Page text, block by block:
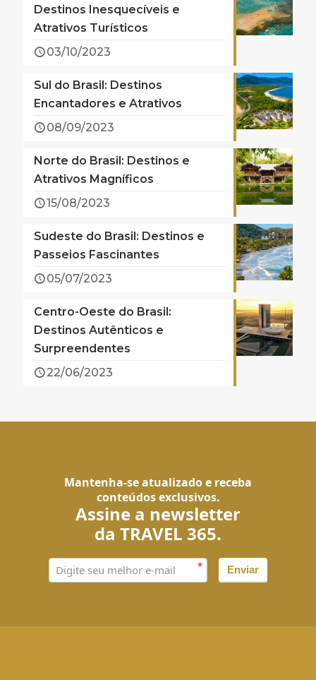
Destinos Inesquecíveis e
Atrativos Turísticos
03/10/2023
Sul do Brasil: Destinos
Encantadores e Atrativos
08/09/2023
Norte do Brasil: Destinos e
Atrativos Magníficos
15/08/2023
Sudeste do Brasil: Destinos e
Passeios Fascinantes
05/07/2023
Centro-Oeste do Brasil:
Destinos Autênticos e
Surpreendentes
22/06/2023
Mantenha-se atualizado e receba
conteúdos exclusivos.
Assine a newsletter
da TRAVEL 365.
* Enviar